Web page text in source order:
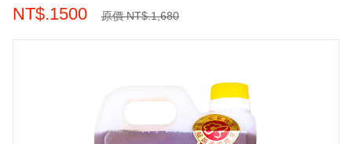
NT$.1500 原價 NT$.1,680